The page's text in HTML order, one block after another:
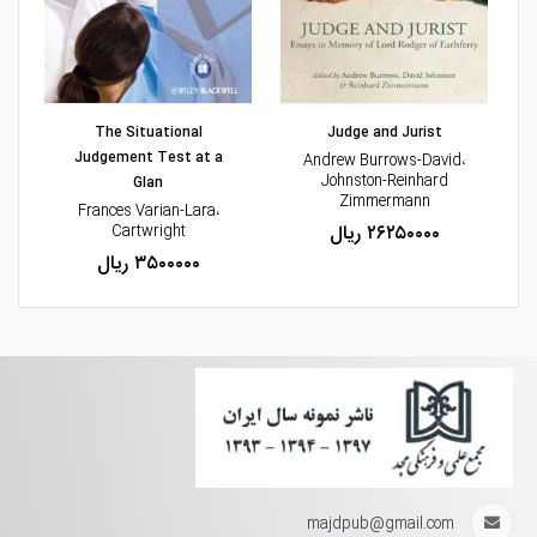
مشاهده و خرید مشاهده و خرید
Judge and Jurist
،Andrew Burrows-David
Johnston-Reinhard
Zimmermann
۲۶۲۵۰۰۰۰ ریال
The Situational
Judgement Test at a
Glan
،Frances Varian-Lara
Cartwright
۳۵۰۰۰۰۰ ریال
majdpub@gmail.com